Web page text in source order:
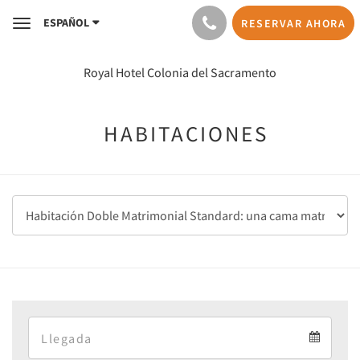
ToggleESPAÑOL RESERVAR AHORA
Royal Hotel Colonia del Sacramento
HABITACIONES